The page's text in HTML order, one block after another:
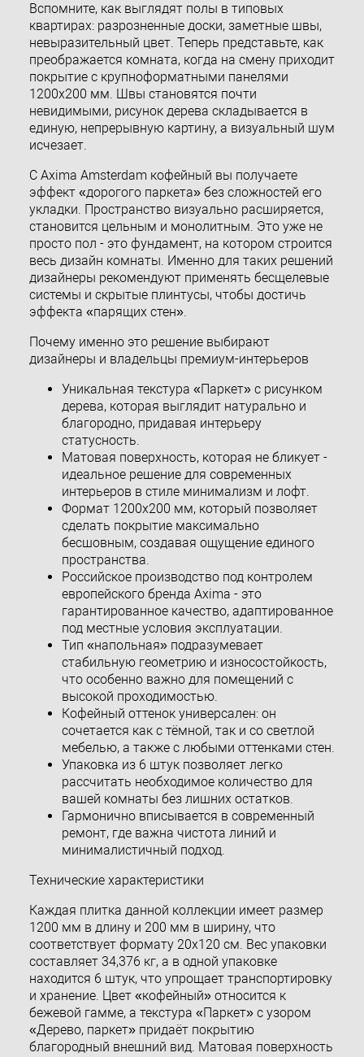
Вспомните, как выглядят полы в типовых
квартирах: разрозненные доски, заметные швы,
невыразительный цвет. Теперь представьте, как
преображается комната, когда на смену приходит
покрытие с крупноформатными панелями
1200х200 мм. Швы становятся почти
невидимыми, рисунок дерева складывается в
единую, непрерывную картину, а визуальный шум
исчезает.
С Axima Amsterdam кофейный вы получаете
эффект «дорогого паркета» без сложностей его
укладки. Пространство визуально расширяется,
становится цельным и монолитным. Это уже не
просто пол - это фундамент, на котором строится
весь дизайн комнаты. Именно для таких решений
дизайнеры рекомендуют применять бесщелевые
системы и скрытые плинтусы, чтобы достичь
эффекта «парящих стен».
Почему именно это решение выбирают
дизайнеры и владельцы премиум-интерьеров
Уникальная текстура «Паркет» с рисунком
дерева, которая выглядит натурально и
благородно, придавая интерьеру
статусность.
Матовая поверхность, которая не бликует -
идеальное решение для современных
интерьеров в стиле минимализм и лофт.
Формат 1200х200 мм, который позволяет
сделать покрытие максимально
бесшовным, создавая ощущение единого
пространства.
Российское производство под контролем
европейского бренда Axima - это
гарантированное качество, адаптированное
под местные условия эксплуатации.
Тип «напольная» подразумевает
стабильную геометрию и износостойкость,
что особенно важно для помещений с
высокой проходимостью.
Кофейный оттенок универсален: он
сочетается как с тёмной, так и со светлой
мебелью, а также с любыми оттенками стен.
Упаковка из 6 штук позволяет легко
рассчитать необходимое количество для
вашей комнаты без лишних остатков.
Гармонично вписывается в современный
ремонт, где важна чистота линий и
минималистичный подход.
Технические характеристики
Каждая плитка данной коллекции имеет размер
1200 мм в длину и 200 мм в ширину, что
соответствует формату 20х120 см. Вес упаковки
составляет 34,376 кг, а в одной упаковке
находится 6 штук, что упрощает транспортировку
и хранение. Цвет «кофейный» относится к
бежевой гамме, а текстура «Паркет» с узором
«Дерево, паркет» придаёт покрытию
благородный внешний вид. Матовая поверхность